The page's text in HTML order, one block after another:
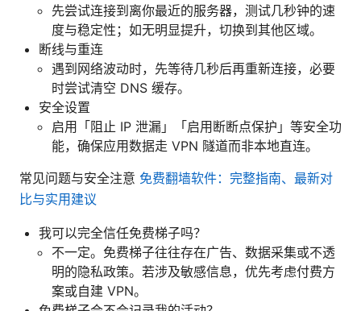
先尝试连接到离你最近的服务器，测试几秒钟的速
度与稳定性；如无明显提升，切换到其他区域。
断线与重连
遇到网络波动时，先等待几秒后再重新连接，必要
时尝试清空 DNS 缓存。
安全设置
启用「阻止 IP 泄漏」「启用断断点保护」等安全功
能，确保应用数据走 VPN 隧道而非本地直连。
常见问题与安全注意 免费翻墙软件：完整指南、最新对
比与实用建议
我可以完全信任免费梯子吗？
不一定。免费梯子往往存在广告、数据采集或不透
明的隐私政策。若涉及敏感信息，优先考虑付费方
案或自建 VPN。